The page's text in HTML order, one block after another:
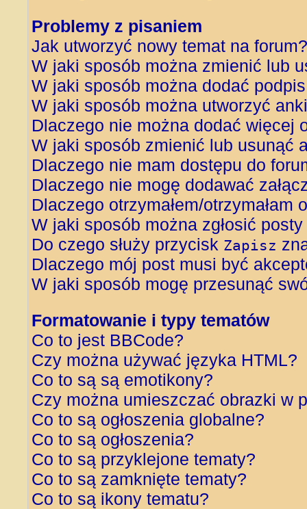
Problemy z pisaniem
Jak utworzyć nowy temat na forum?
W jaki sposób można zmienić lub
W jaki sposób można dodać
W jaki sposób można utworzyć
Dlaczego nie można dodać więcej
W jaki sposób zmienić lub usunąć
Dlaczego nie mam dostępu do
Dlaczego nie mogę dodawać
Dlaczego otrzymałem/otrzymałam
W jaki sposób można zgłosić
Do czego służy przycisk Zapisz
Dlaczego mój post musi być
W jaki sposób mogę przesunąć
Formatowanie i typy tematów
Co to jest BBCode?
Czy można używać języka HTML?
Co to są są emotikony?
Czy można umieszczać obrazki w
Co to są ogłoszenia globalne?
Co to są ogłoszenia?
Co to są przyklejone tematy?
Co to są zamknięte tematy?
Co to są ikony tematu?